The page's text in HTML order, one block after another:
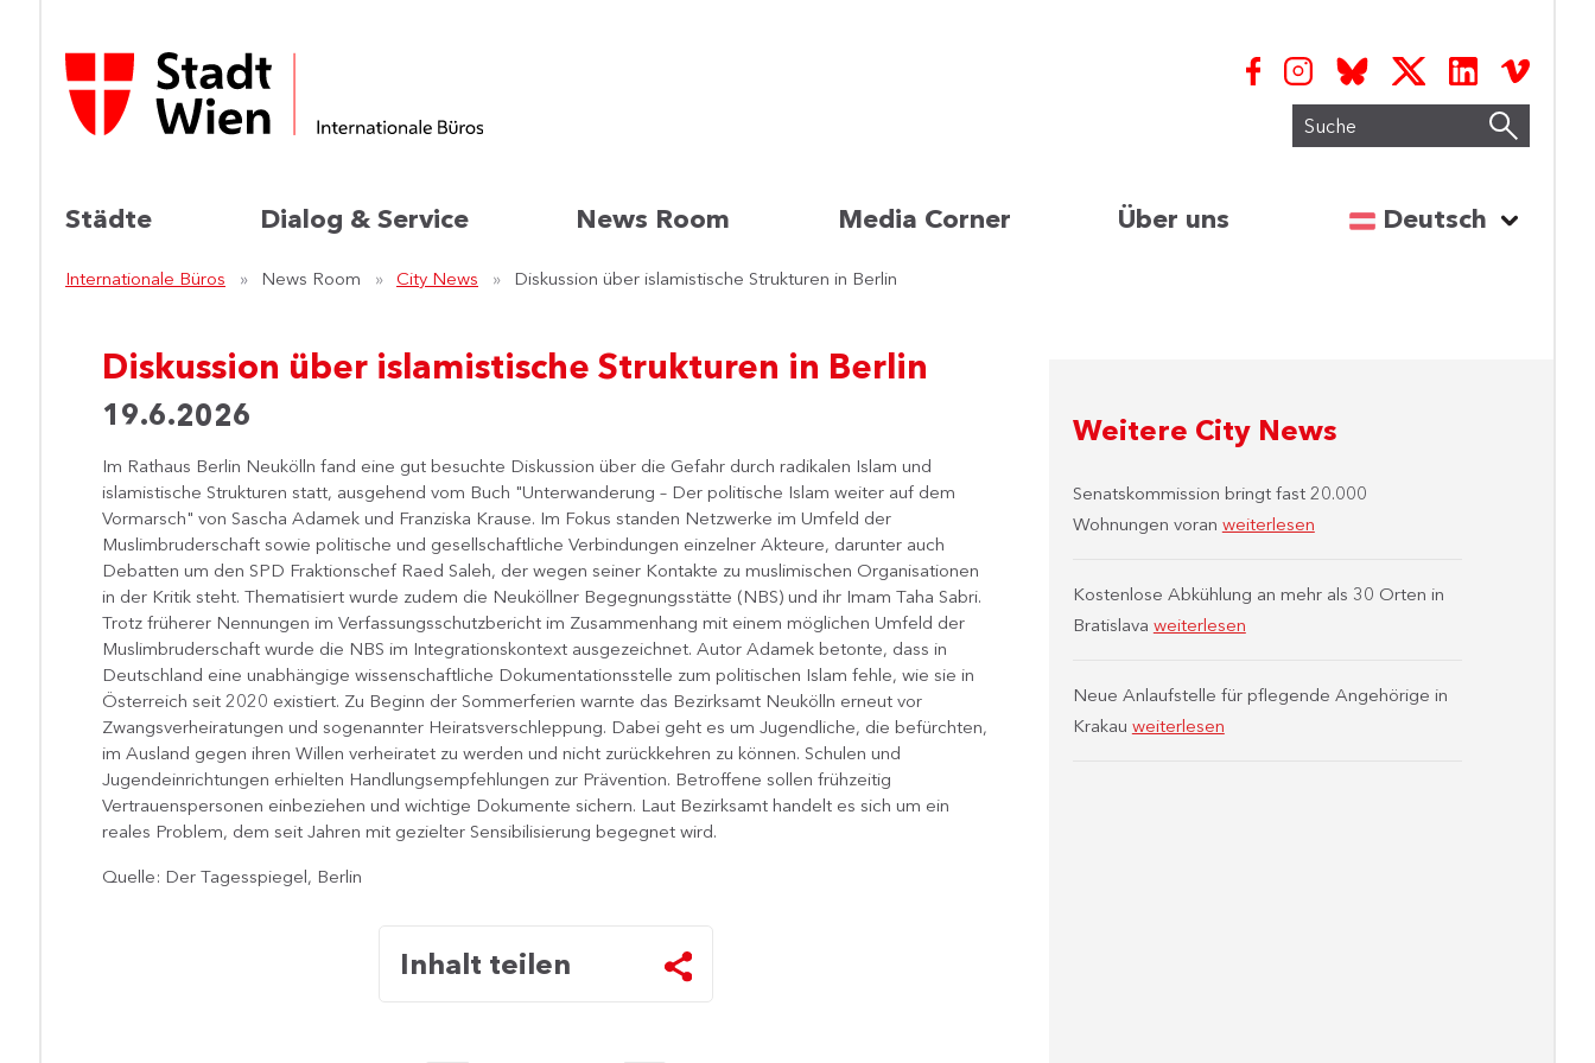
Suche
Städte Dialog & Service News Room Media Corner Über uns Sprache
Deutsch
Internationale Büros News Room City News Diskussion über islamistische Strukturen in Berlin
Diskussion über islamistische Strukturen in Berlin
19.6.2026
Im Rathaus Berlin Neukölln fand eine gut besuchte Diskussion über die Gefahr durch radikalen Islam und
islamistische Strukturen statt, ausgehend vom Buch "Unterwanderung – Der politische Islam weiter auf dem
Vormarsch" von Sascha Adamek und Franziska Krause. Im Fokus standen Netzwerke im Umfeld der
Muslimbruderschaft sowie politische und gesellschaftliche Verbindungen einzelner Akteure, darunter auch
Debatten um den SPD Fraktionschef Raed Saleh, der wegen seiner Kontakte zu muslimischen Organisationen
in der Kritik steht. Thematisiert wurde zudem die Neuköllner Begegnungsstätte (NBS) und ihr Imam Taha Sabri.
Trotz früherer Nennungen im Verfassungsschutzbericht im Zusammenhang mit einem möglichen Umfeld der
Muslimbruderschaft wurde die NBS im Integrationskontext ausgezeichnet. Autor Adamek betonte, dass in
Deutschland eine unabhängige wissenschaftliche Dokumentationsstelle zum politischen Islam fehle, wie sie in
Österreich seit 2020 existiert. Zu Beginn der Sommerferien warnte das Bezirksamt Neukölln erneut vor
Zwangsverheiratungen und sogenannter Heiratsverschleppung. Dabei geht es um Jugendliche, die befürchten,
im Ausland gegen ihren Willen verheiratet zu werden und nicht zurückkehren zu können. Schulen und
Jugendeinrichtungen erhielten Handlungsempfehlungen zur Prävention. Betroffene sollen frühzeitig
Vertrauenspersonen einbeziehen und wichtige Dokumente sichern. Laut Bezirksamt handelt es sich um ein
reales Problem, dem seit Jahren mit gezielter Sensibilisierung begegnet wird.
Quelle: Der Tagesspiegel, Berlin
Inhalt teilen
Weitere City News
Senatskommission bringt fast 20.000
Wohnungen voran weiterlesen
Kostenlose Abkühlung an mehr als 30 Orten in
Bratislava weiterlesen
Neue Anlaufstelle für pflegende Angehörige in
Krakau weiterlesen